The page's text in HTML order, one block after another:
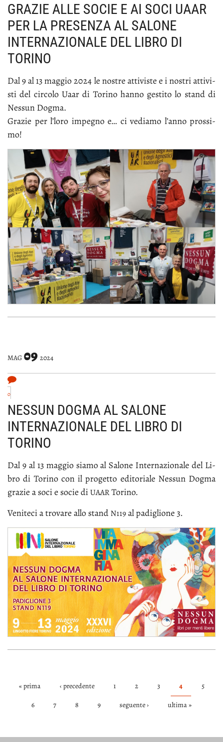
GRAZIE ALLE SOCIE E AI SOCI UAAR
PER LA PRESENZA AL SALONE
INTERNAZIONALE DEL LIBRO DI
TORINO
Dal 9 al 13 mag­gio 2024 le no­stre at­ti­vi­ste e i no­stri at­ti­vi­
sti del cir­co­lo Uaar di To­ri­no han­no ge­sti­to lo stand di
Nes­sun Dog­ma.
Gra­zie per l’lo­ro im­pe­gno e… ci ve­dia­mo l’an­no pros­si­
mo!
MAG 09 2024
0
NESSUN DOGMA AL SALONE
INTERNAZIONALE DEL LIBRO DI
TORINO
Dal 9 al 13 mag­gio sia­mo al Sa­lo­ne In­ter­na­zio­na­le del Li­
bro di To­ri­no con il pro­get­to edi­to­ria­le Nes­sun Dog­ma
gra­zie a so­ci e so­cie diUAARTo­ri­no.
Ve­ni­te­ci a tro­va­re al­lo stand N119al pa­di­glio­ne 3.
PAGINE
« prima ‹ precedente 1 2 3 4
5
6
7 8 9 seguente › ultima »